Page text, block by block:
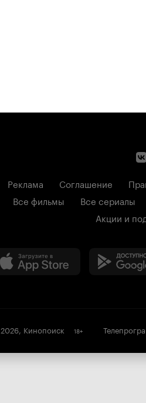
Реклама Соглашение
Все фильмы
Все сериалы
Акции и
2026, Кинопоиск 18+